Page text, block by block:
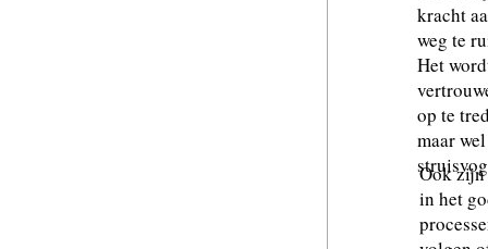
Ook zijn
in het
kracht
weg te
Het
op te
maar